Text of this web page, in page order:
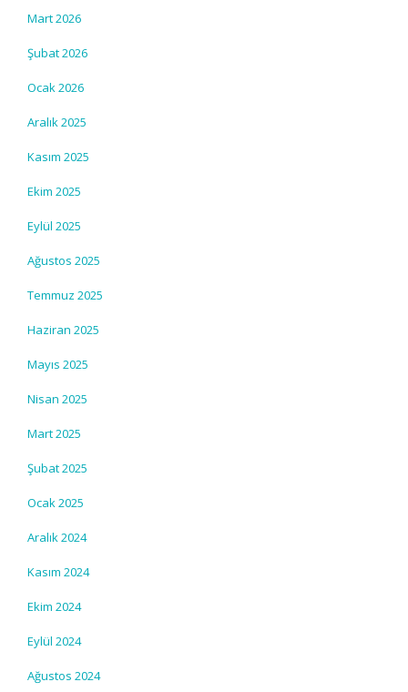
Mart 2026
Şubat 2026
Ocak 2026
Aralık 2025
Kasım 2025
Ekim 2025
Eylül 2025
Ağustos 2025
Temmuz 2025
Haziran 2025
Mayıs 2025
Nisan 2025
Mart 2025
Şubat 2025
Ocak 2025
Aralık 2024
Kasım 2024
Ekim 2024
Eylül 2024
Ağustos 2024